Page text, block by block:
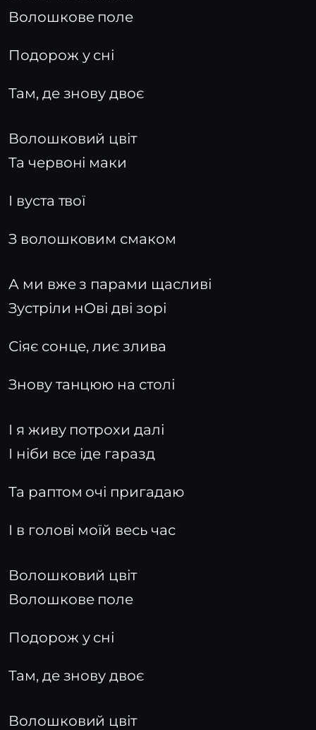
Волошкове поле
Подорож у сні
Там, де знову двоє
Волошковий цвіт
Та червоні маки
І вуста твої
З волошковим смаком
А ми вже з парами щасливі
Зустріли нОві дві зорі
Сіяє сонце, лиє злива
Знову танцюю на столі
І я живу потрохи далі
І ніби все іде гаразд
Та раптом очі пригадаю
І в голові моїй весь час
Волошковий цвіт
Волошкове поле
Подорож у сні
Там, де знову двоє
Волошковий цвіт